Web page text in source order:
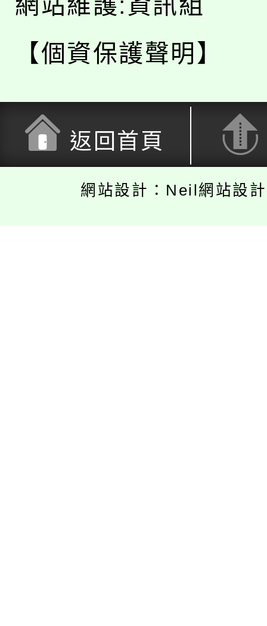
【個資保護聲明】
返回首頁
網站設計：Neil網站設